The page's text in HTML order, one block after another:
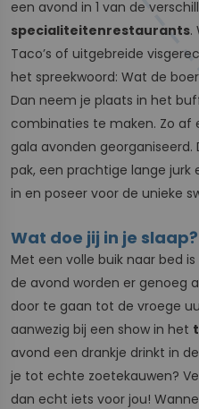
een avond in 1 van de
specialiteitenrestaurants.
Taco’s of uitgebreide
het spreekwoord: Wat de
Dan neem je plaats in het
combinaties te maken. Zo
gala avonden georganiseerd.
pak, een prachtige lange jurk
in en poseer voor de unieke
Wat doe jij in je slaap?
Met een volle buik naar bed
de avond worden er genoeg
door te gaan tot de vroege
aanwezig bij een show in het
avond een drankje drinkt in
je tot echte zoetekauwen?
dan echt iets voor jou!